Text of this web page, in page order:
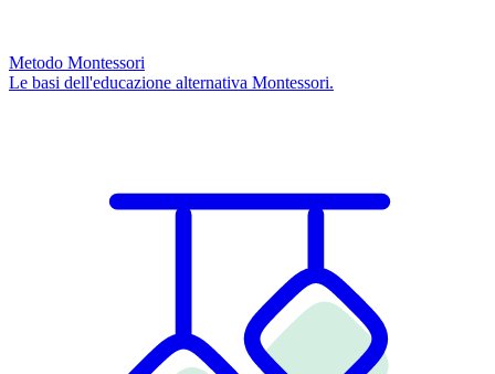
Metodo Montessori
Le basi dell'educazione alternativa Montessori.